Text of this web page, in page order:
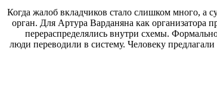
Когда жалоб вкладчиков стало слишком много, а
орган. Для Артура Варданяна как организатора
перераспределялись внутри схемы.
люди переводили в систему. Человеку